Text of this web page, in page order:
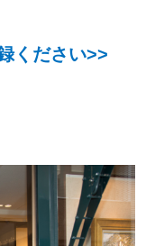
ください>>